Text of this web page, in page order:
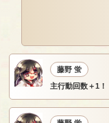
藤野 蛍
主行動回数＋1！